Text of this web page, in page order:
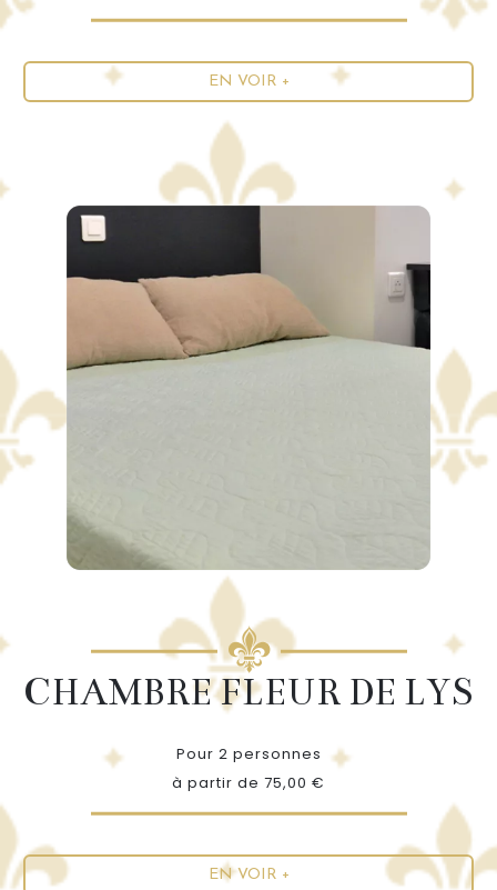
EN VOIR +
CHAMBRE FLEUR DE LYS
Pour 2 personnes
à partir de 75,00 €
EN VOIR +